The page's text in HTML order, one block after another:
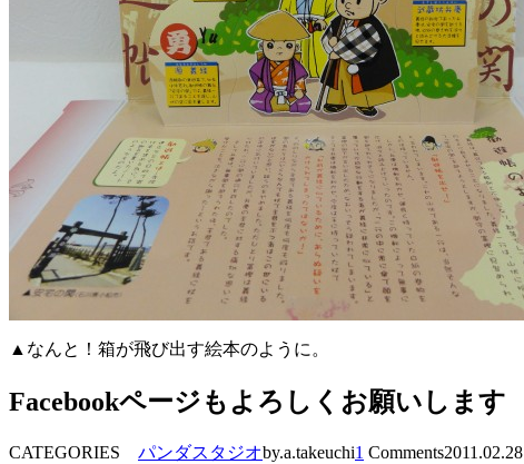
▲なんと！箱が飛び出す絵本のように。
Facebookページもよろしくお願いします
CATEGORIES パンダスタジオby.a.takeuchi1 Comments2011.02.28